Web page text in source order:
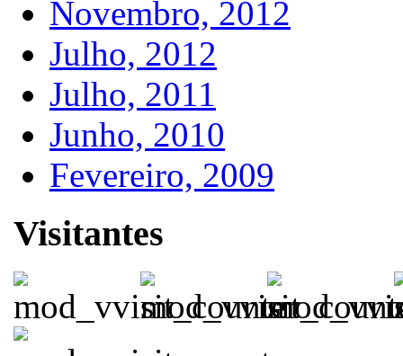
Novembro, 2012
Julho, 2012
Julho, 2011
Junho, 2010
Fevereiro, 2009
Visitantes